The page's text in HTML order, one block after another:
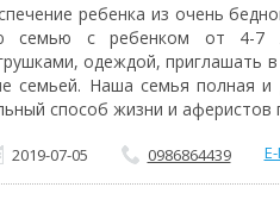
ребенка из очень
семью с ребенком от 4-
одеждой, приглашать
семьей. Наша семья полная
способ жизни и аферистов
2019-07-05 0986864439